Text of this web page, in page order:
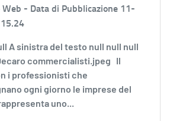
- Data di Pubblicazione 11-
A sinistra del testo null null null
commercialisti.jpeg Il
i professionisti che
ogni giorno le imprese del
uno...